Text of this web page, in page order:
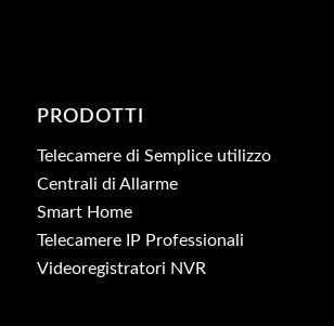
PRODOTTI
Telecamere di Semplice utilizzo
Centrali di Allarme
Smart Home
Telecamere IP Professionali
Videoregistratori NVR